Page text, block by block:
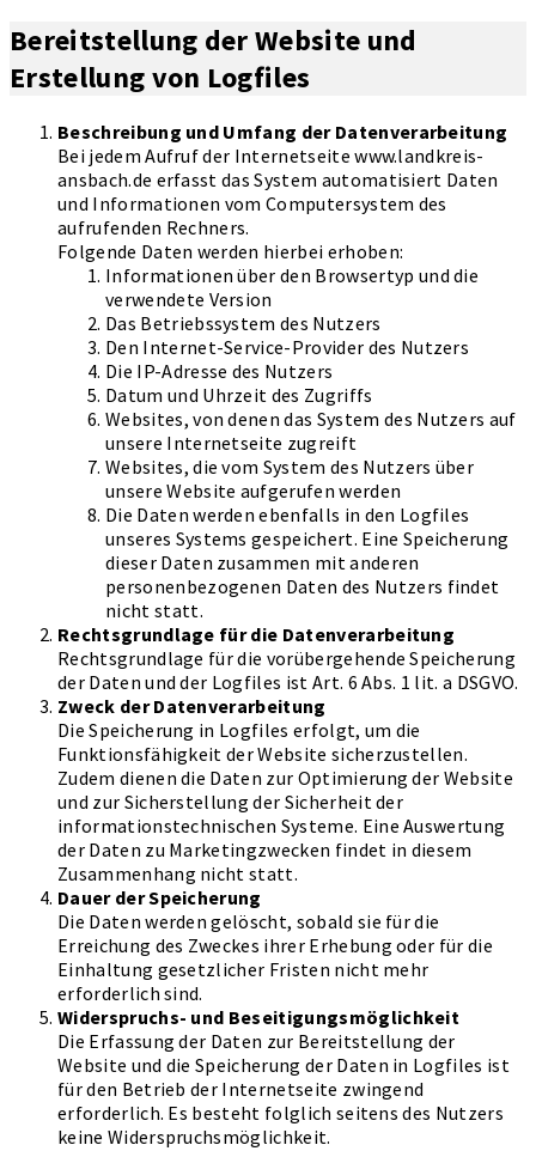
Bereitstellung der Website und
Erstellung von Logfiles
Beschreibung und Umfang der Datenverarbeitung
Bei jedem Aufruf der Internetseite www.landkreis-
ansbach.de erfasst das System automatisiert Daten
und Informationen vom Computersystem des
aufrufenden Rechners.
Folgende Daten werden hierbei erhoben:
Informationen über den Browsertyp und die
verwendete Version
Das Betriebssystem des Nutzers
Den Internet-Service-Provider des Nutzers
Die IP-Adresse des Nutzers
Datum und Uhrzeit des Zugriffs
Websites, von denen das System des Nutzers auf
unsere Internetseite zugreift
Websites, die vom System des Nutzers über
unsere Website aufgerufen werden
Die Daten werden ebenfalls in den Logfiles
unseres Systems gespeichert. Eine Speicherung
dieser Daten zusammen mit anderen
personenbezogenen Daten des Nutzers findet
nicht statt.
Rechtsgrundlage für die Datenverarbeitung
Rechtsgrundlage für die vorübergehende Speicherung
der Daten und der Logfiles ist Art. 6 Abs. 1 lit. a DSGVO.
Zweck der Datenverarbeitung
Die Speicherung in Logfiles erfolgt, um die
Funktionsfähigkeit der Website sicherzustellen.
Zudem dienen die Daten zur Optimierung der Website
und zur Sicherstellung der Sicherheit der
informationstechnischen Systeme. Eine Auswertung
der Daten zu Marketingzwecken findet in diesem
Zusammenhang nicht statt.
Dauer der Speicherung
Die Daten werden gelöscht, sobald sie für die
Erreichung des Zweckes ihrer Erhebung oder für die
Einhaltung gesetzlicher Fristen nicht mehr
erforderlich sind.
Widerspruchs- und Beseitigungsmöglichkeit
Die Erfassung der Daten zur Bereitstellung der
Website und die Speicherung der Daten in Logfiles ist
für den Betrieb der Internetseite zwingend
erforderlich. Es besteht folglich seitens des Nutzers
keine Widerspruchsmöglichkeit.